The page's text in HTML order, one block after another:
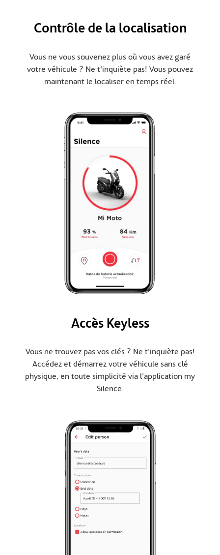
Contrôle de la localisation
Vous ne vous souvenez plus où vous avez garé
votre véhicule ? Ne t'inquiète pas! Vous pouvez
maintenant le localiser en temps réel.
Accès Keyless
Vous ne trouvez pas vos clés ? Ne t'inquiète pas!
Accédez et démarrez votre véhicule sans clé
physique, en toute simplicité via l'application my
Silence.